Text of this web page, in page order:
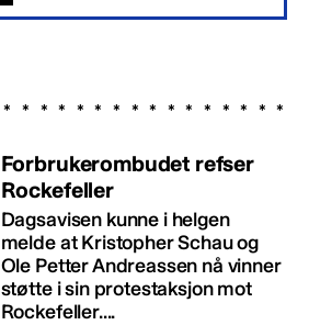
Forbrukerombudet refser
Rockefeller
Dagsavisen kunne i helgen
melde at Kristopher Schau og
Ole Petter Andreassen nå vinner
støtte i sin protestaksjon mot
Rockefeller....